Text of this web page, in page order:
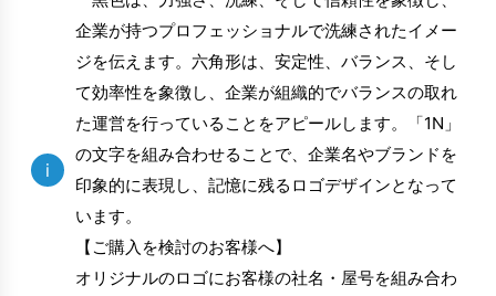
i
企業が持つプロフェッショナルで洗練されたイメー
ジを伝えます。六角形は、安定性、バランス、そし
て効率性を象徴し、企業が組織的でバランスの取れ
た運営を行っていることをアピールします。「1N」
の文字を組み合わせることで、企業名やブランドを
印象的に表現し、記憶に残るロゴデザインとなって
います。
【ご購入を検討のお客様へ】
オリジナルのロゴにお客様の社名・屋号を組み合わ